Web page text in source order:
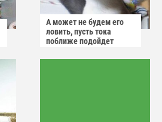
А может не будем его
ловить, пусть тока
поближе подойдет